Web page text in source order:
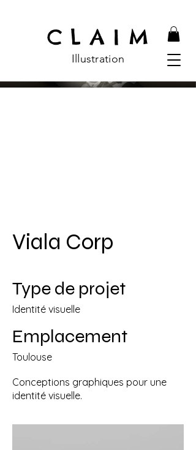
C L A I M
Illustration
Viala Corp
Type de projet
Identité visuelle
Emplacement
Toulouse
Conceptions graphiques pour une
identité visuelle.